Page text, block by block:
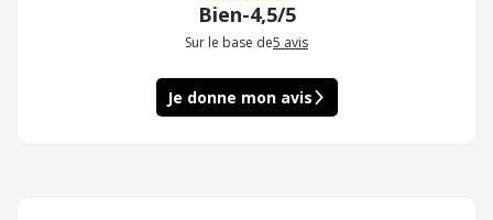
Bien-4,5/5
Sur le base de5 avis
Je donne mon avis